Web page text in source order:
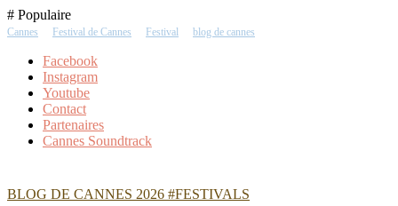
Skip
To
# Populaire
Cannes Festival de Cannes Festival blog de cannes
Facebook
Instagram
Youtube
Contact
Partenaires
Cannes Soundtrack
BLOG DE CANNES 2026 #FESTIVALS